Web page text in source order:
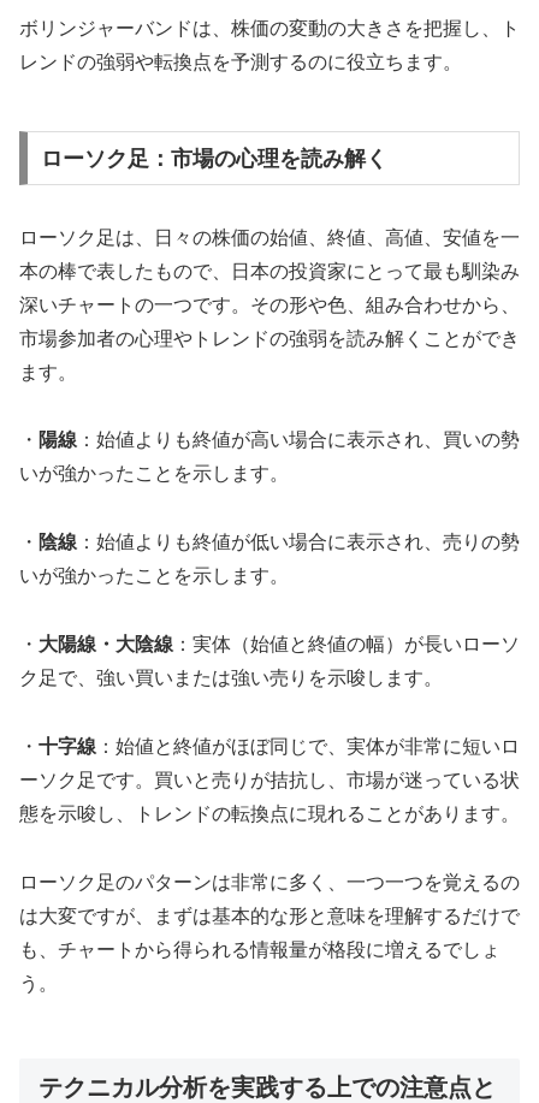
ボリンジャーバンドは、株価の変動の大きさを把握し、ト
レンドの強弱や転換点を予測するのに役立ちます。
ローソク足：市場の心理を読み解く
ローソク足は、日々の株価の始値、終値、高値、安値を一
本の棒で表したもので、日本の投資家にとって最も馴染み
深いチャートの一つです。その形や色、組み合わせから、
市場参加者の心理やトレンドの強弱を読み解くことができ
ます。
・ 陽線 ：始値よりも終値が高い場合に表示され、買いの勢
いが強かったことを示します。
・ 陰線 ：始値よりも終値が低い場合に表示され、売りの勢
いが強かったことを示します。
・ 大陽線・大陰線 ：実体（始値と終値の幅）が長いローソ
ク足で、強い買いまたは強い売りを示唆します。
・ 十字線 ：始値と終値がほぼ同じで、実体が非常に短いロ
ーソク足です。買いと売りが拮抗し、市場が迷っている状
態を示唆し、トレンドの転換点に現れることがあります。
ローソク足のパターンは非常に多く、一つ一つを覚えるの
は大変ですが、まずは基本的な形と意味を理解するだけで
も、チャートから得られる情報量が格段に増えるでしょ
う。
テクニカル分析を実践する上での注意点と